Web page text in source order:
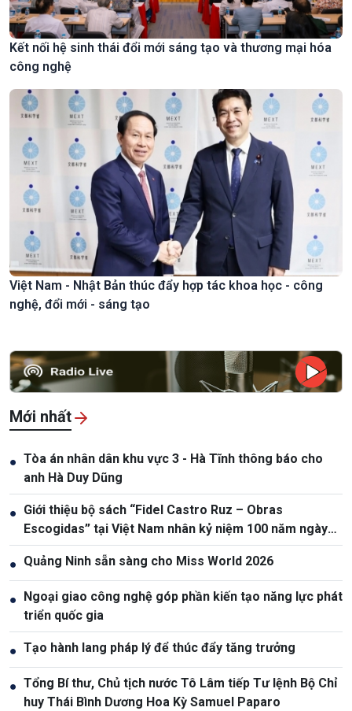
Kết nối hệ sinh thái đổi mới sáng tạo và thương mại hóa
công nghệ
Việt Nam - Nhật Bản thúc đẩy hợp tác khoa học - công
nghệ, đổi mới - sáng tạo
Mới nhất
● Tòa án nhân dân khu vực 3 - Hà Tĩnh thông báo cho
anh Hà Duy Dũng
● Giới thiệu bộ sách “Fidel Castro Ruz – Obras
Escogidas” tại Việt Nam nhân kỷ niệm 100 năm ngày
sinh Fidel Castro
● Quảng Ninh sẵn sàng cho Miss World 2026
●
Ngoại giao công nghệ góp phần kiến tạo năng lực phát
triển quốc gia
● Tạo hành lang pháp lý để thúc đẩy tăng trưởng
● Tổng Bí thư, Chủ tịch nước Tô Lâm tiếp Tư lệnh Bộ Chỉ
huy Thái Bình Dương Hoa Kỳ Samuel Paparo